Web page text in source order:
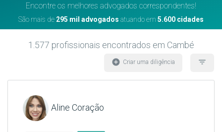
Encontre os melhores advogados correspondentes!
São mais de 295 mil advogados atuando em 5.600 cidades
1.577 profissionais encontrados em Cambé
filter_list
add_circle Criar uma diligência
Aline Coração